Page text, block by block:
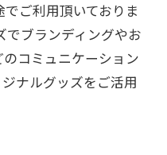
ご利用頂いておりま
でブランディングやお
コミュニケーション
ナルグッズをご活用